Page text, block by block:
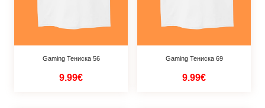
Gaming Тениска 56
9.99€
Gaming Тениска 69
9.99€